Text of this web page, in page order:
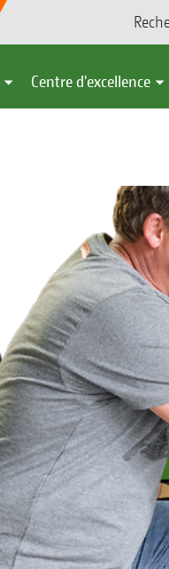
Centre d'excellence